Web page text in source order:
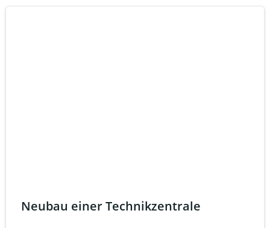
Neubau einer Technikzentrale